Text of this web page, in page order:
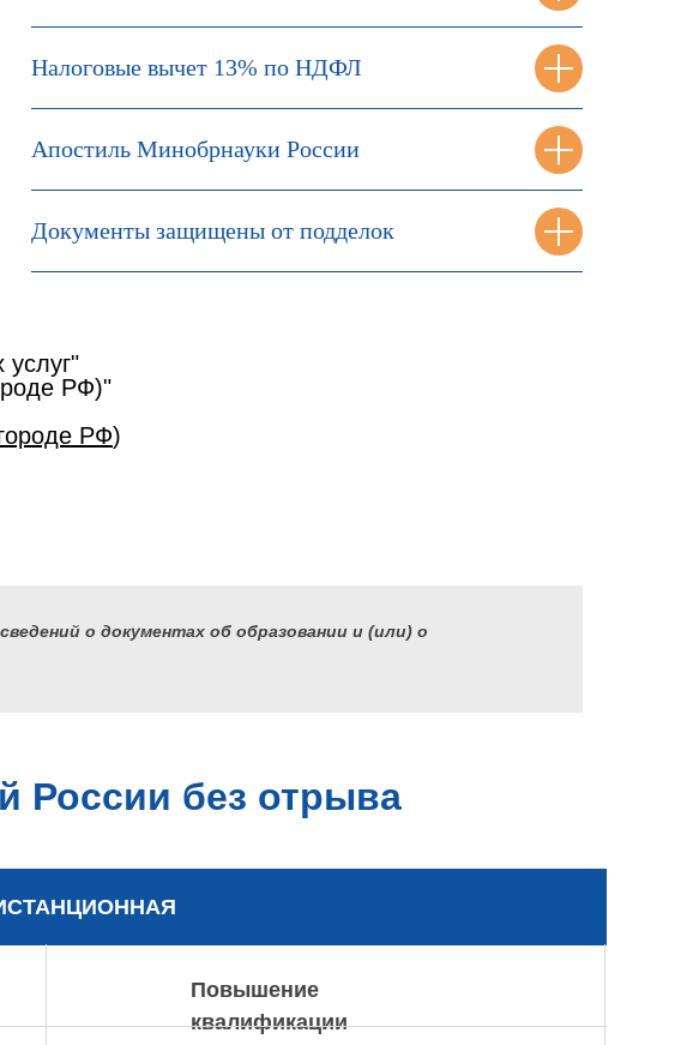
Налоговые вычет 13% по НДФЛ
Апостиль Минобрнауки России
Документы защищены от подделок
РФ)"
РФ)
о документах об образовании и (или) о
России без отрыва
Повышение
квалификации